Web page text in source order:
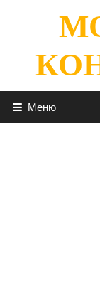
содержимому
Меню